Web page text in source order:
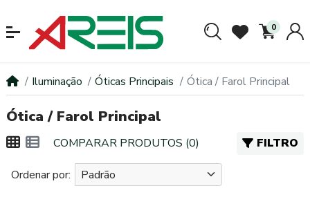
0
Iluminação Óticas Principais Ótica / Farol Principal
Ótica / Farol Principal
FILTRO
COMPARAR PRODUTOS (0)
Ordenar por: